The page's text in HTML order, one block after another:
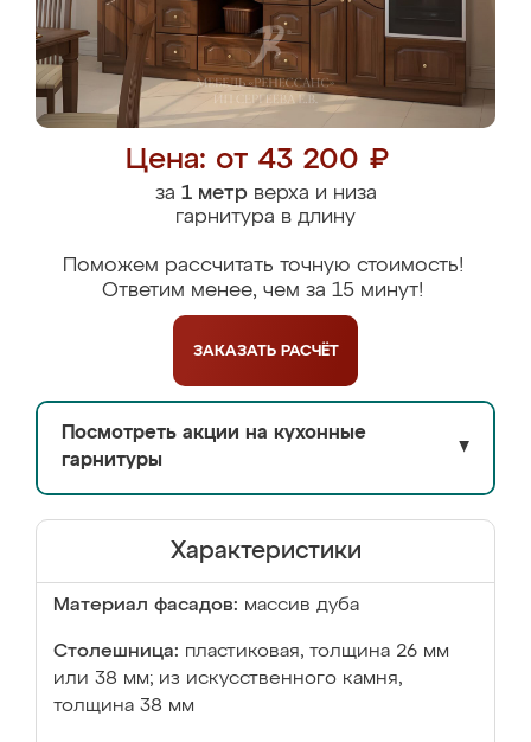
Цена: от 43 200 ₽
за 1 метрверха и низа
гарнитура в длину
Поможем рассчитать точную стоимость!
Ответим менее, чем за 15 минут!
ЗАКАЗАТЬ РАСЧЁТ
Посмотреть акции на кухонные
гарнитуры
▼
Характеристики
Материал фасадов: массив дуба
Столешница: пластиковая, толщина 26 мм
или 38 мм; из искусственного камня,
толщина 38 мм